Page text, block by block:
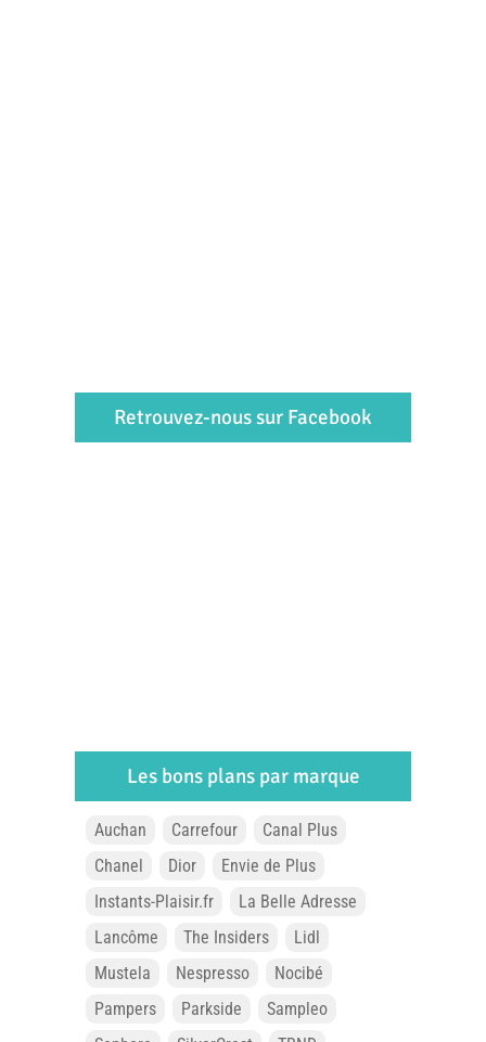
Retrouvez-nous sur Facebook
Les bons plans par marque
Auchan Carrefour
Canal Plus
Chanel
Dior
Envie de Plus
Instants-Plaisir.fr
La Belle Adresse
Lancôme
The Insiders
Lidl
Mustela
Nespresso
Nocibé
Pampers
Parkside
Sampleo